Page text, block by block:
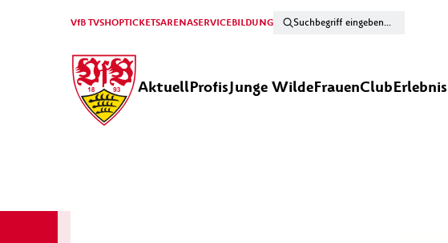
VfB TVSHOPTICKETSARENASERVICEBILDUNG
AktuellProfisJunge WildeFrauenClubErlebnis